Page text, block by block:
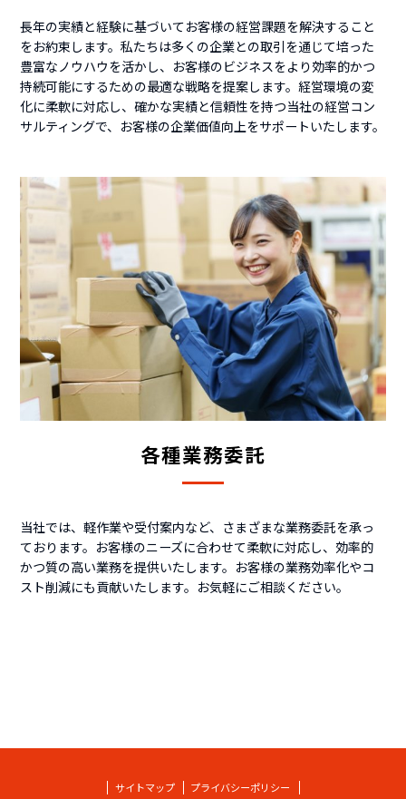
長年の実績と経験に基づいてお客様の経営課題を解決すること
をお約束します。私たちは多くの企業との取引を通じて培った
豊富なノウハウを活かし、お客様のビジネスをより効率的かつ
持続可能にするための最適な戦略を提案します。経営環境の変
化に柔軟に対応し、確かな実績と信頼性を持つ当社の経営コン
サルティングで、お客様の企業価値向上をサポートいたします。
各種業務委託
当社では、軽作業や受付案内など、さまざまな業務委託を承っ
ております。お客様のニーズに合わせて柔軟に対応し、効率的
かつ質の高い業務を提供いたします。お客様の業務効率化やコ
スト削減にも貢献いたします。お気軽にご相談ください。
サイトマップ プライバシーポリシー